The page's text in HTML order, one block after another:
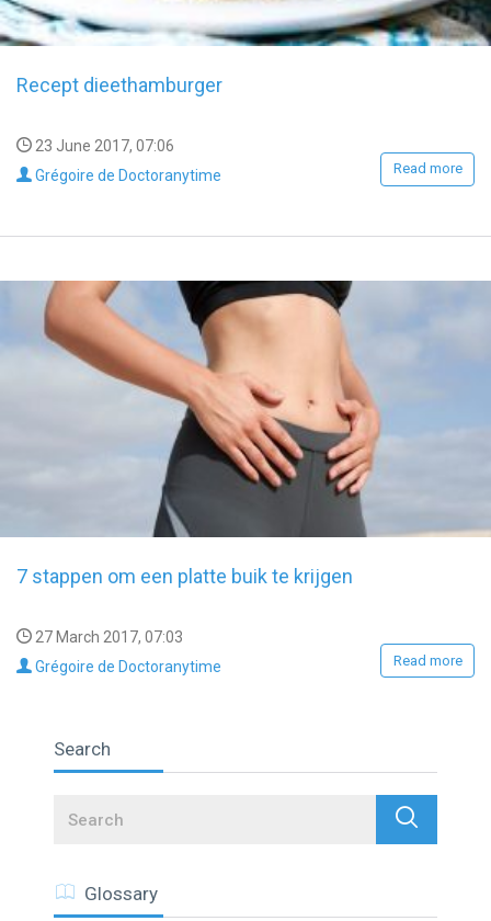
Recept dieethamburger
23 June 2017, 07:06
Grégoire de Doctoranytime
Read more
7 stappen om een platte buik te krijgen
27 March 2017, 07:03
Grégoire de Doctoranytime
Read more
Search
Search
Glossary